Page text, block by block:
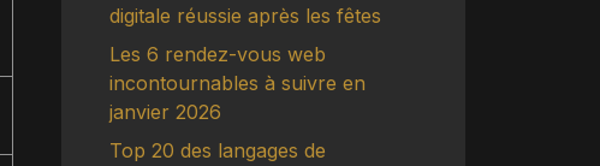
digitale réussie après les fêtes
Les 6 rendez-vous web
incontournables à suivre en
janvier 2026
Top 20 des langages de